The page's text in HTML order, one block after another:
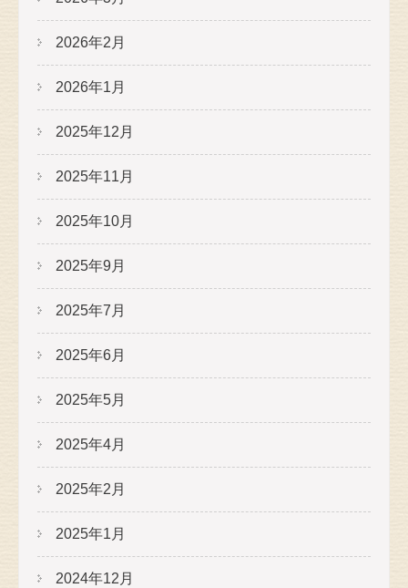
2026年2月
2026年1月
2025年12月
2025年11月
2025年10月
2025年9月
2025年7月
2025年6月
2025年5月
2025年4月
2025年2月
2025年1月
2024年12月